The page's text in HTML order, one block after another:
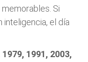
Si
el día
1991, 2003,